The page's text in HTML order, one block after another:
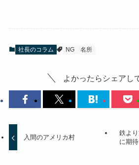
社長のコラム NG 名所
よかったらシェアし
入間のアメリカ村
鉄よ
に期待